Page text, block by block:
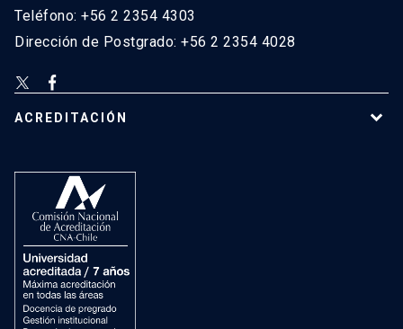
Teléfono: +56 2 2354 4303
Dirección de Postgrado: +56 2 2354 4028
ACREDITACIÓN